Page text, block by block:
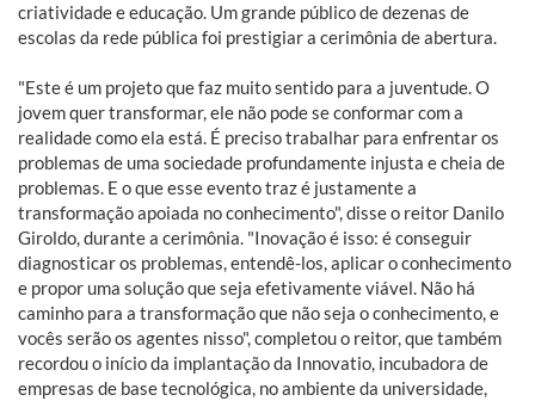
criatividade e educação. Um grande público de dezenas de
escolas da rede pública foi prestigiar a cerimônia de abertura.
"Este é um projeto que faz muito sentido para a juventude. O
jovem quer transformar, ele não pode se conformar com a
realidade como ela está. É preciso trabalhar para enfrentar os
problemas de uma sociedade profundamente injusta e cheia de
problemas. E o que esse evento traz é justamente a
transformação apoiada no conhecimento", disse o reitor Danilo
Giroldo, durante a cerimônia. "Inovação é isso: é conseguir
diagnosticar os problemas, entendê-los, aplicar o conhecimento
e propor uma solução que seja efetivamente viável. Não há
caminho para a transformação que não seja o conhecimento, e
vocês serão os agentes nisso", completou o reitor, que também
recordou o início da implantação da Innovatio, incubadora de
empresas de base tecnológica, no ambiente da universidade,